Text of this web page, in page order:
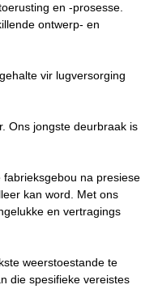
en -prosesse.
ontwerp- en
vir lugversorging
Ons jongste deurbraak is
na presiese
kan word. Met ons
en vertragings
weerstoestande te
die spesifieke vereistes